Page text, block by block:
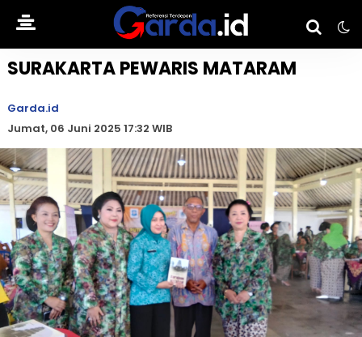
SURAKARTA PEWARIS MATARAM
Garda.id
Jumat, 06 Juni 2025 17:32 WIB